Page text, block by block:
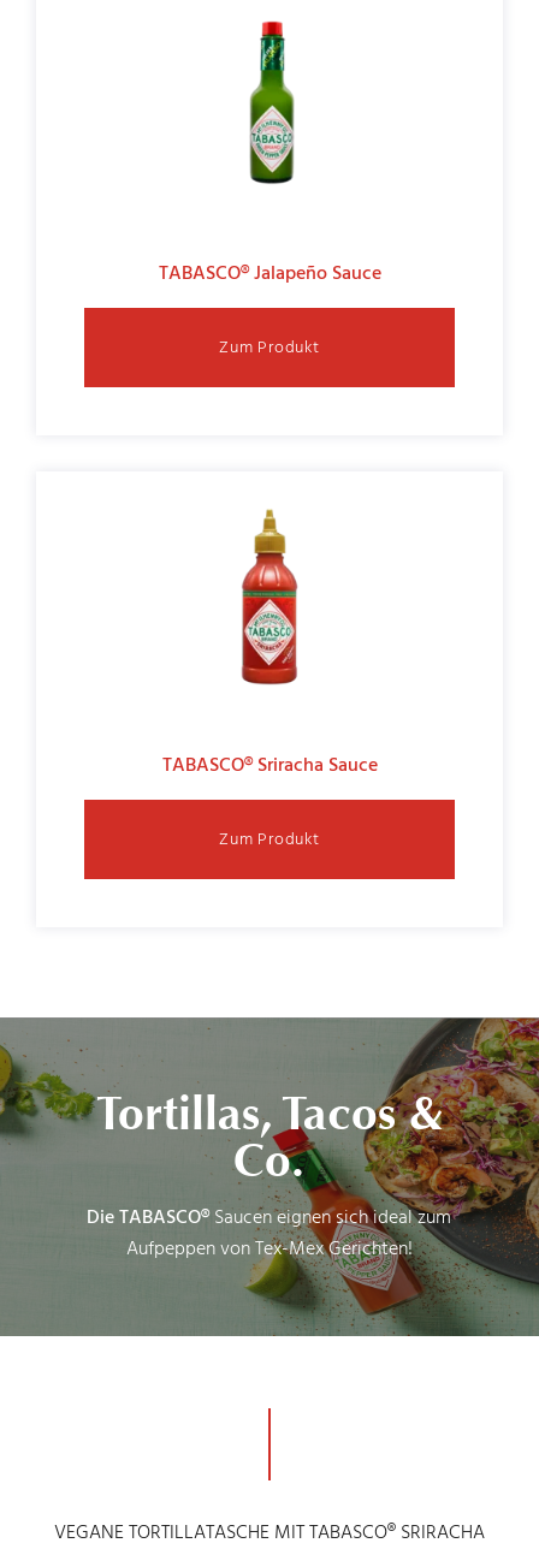
TABASCO® Jalapeño Sauce
Zum Produkt
TABASCO® Sriracha Sauce
Zum Produkt
Tortillas, Tacos &
Co.
Die TABASCO®Saucen eignen sich ideal zum
Aufpeppen von Tex-Mex Gerichten!
VEGANE TORTILLATASCHE MIT TABASCO® SRIRACHA